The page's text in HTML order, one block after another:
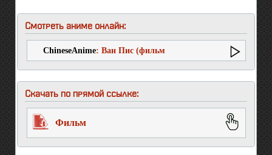
Смотреть аниме онлайн:
ChineseAnime: Ван Пис (фильм
одиннадцатый)
Скачать по прямой ссылке:
Фильм